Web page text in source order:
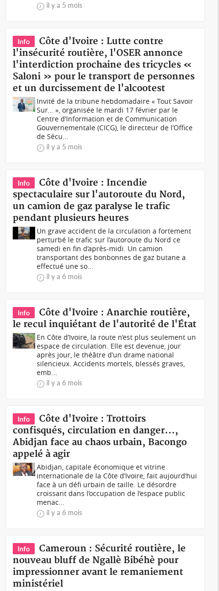
il y a 5 mois
Info
Côte d'Ivoire : Lutte contre
l'insécurité routière, l'OSER annonce
l'interdiction prochaine des tricycles «
Saloni » pour le transport de personnes
et un durcissement de l'alcootest
Invité de la tribune hebdomadaire « Tout Savoir
Sur… », organisée le mardi 17 février par le
Centre d’Information et de Communication
Gouvernementale (CICG), le directeur de l’Office
de Sécu...
il y a 5 mois
Info
Côte d'Ivoire : Incendie
spectaculaire sur l'autoroute du Nord,
un camion de gaz paralyse le trafic
pendant plusieurs heures
Un grave accident de la circulation a fortement
perturbé le trafic sur l’autoroute du Nord ce
samedi en fin d’après-midi. Un camion
transportant des bonbonnes de gaz butane a
effectué une so...
il y a 6 mois
Info
Côte d'Ivoire : Anarchie routière,
le recul inquiétant de l'autorité de l'État
En Côte d’Ivoire, la route n’est plus seulement un
espace de circulation. Elle est devenue, jour
après jour, le théâtre d’un drame national
silencieux. Accidents mortels, blessés graves,
emb...
il y a 6 mois
Info
Côte d'Ivoire : Trottoirs
confisqués, circulation en danger...,
Abidjan face au chaos urbain, Bacongo
appelé à agir
Abidjan, capitale économique et vitrine
internationale de la Côte d’Ivoire, fait aujourd’hui
face à un défi urbain de taille. Le désordre
croissant dans l’occupation de l’espace public
menac...
il y a 6 mois
Info
Cameroun : Sécurité routière, le
nouveau bluff de Ngallè Bibéhè pour
impressionner avant le remaniement
ministériel